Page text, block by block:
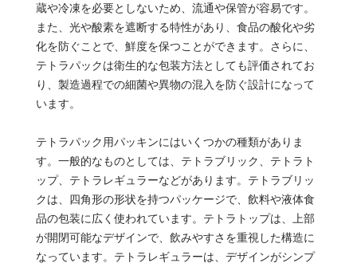
蔵や冷凍を必要としないため、流通や保管が容易です。
また、光や酸素を遮断する特性があり、食品の酸化や劣
化を防ぐことで、鮮度を保つことができます。さらに、
テトラパックは衛生的な包装方法としても評価されてお
り、製造過程での細菌や異物の混入を防ぐ設計になって
います。
テトラパック用パッキンにはいくつかの種類がありま
す。一般的なものとしては、テトラブリック、テトラト
ップ、テトラレギュラーなどがあります。テトラブリッ
クは、四角形の形状を持つパッケージで、飲料や液体食
品の包装に広く使われています。テトラトップは、上部
が開閉可能なデザインで、飲みやすさを重視した構造に
なっています。テトラレギュラーは、デザインがシンプ